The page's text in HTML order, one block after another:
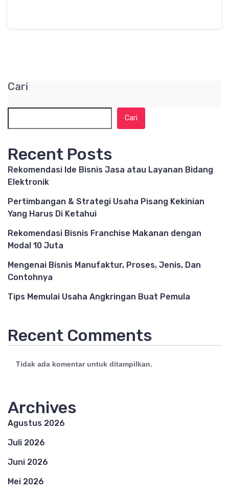
Cari
Cari
Recent Posts
Rekomendasi Ide Bisnis Jasa atau Layanan Bidang
Elektronik
Pertimbangan & Strategi Usaha Pisang Kekinian
Yang Harus Di Ketahui
Rekomendasi Bisnis Franchise Makanan dengan
Modal 10 Juta
Mengenai Bisnis Manufaktur, Proses, Jenis, Dan
Contohnya
Tips Memulai Usaha Angkringan Buat Pemula
Recent Comments
Tidak ada komentar untuk ditampilkan.
Archives
Agustus 2026
Juli 2026
Juni 2026
Mei 2026